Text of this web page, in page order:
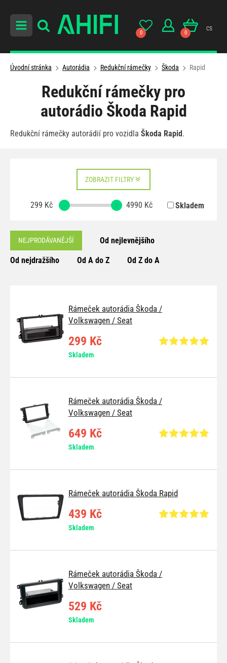
0 0
cs
Úvodní stránka Autorádia Redukční rámečky Škoda Rapid
Redukční rámečky pro
autorádio Škoda Rapid
Redukční rámečky autorádií pro vozidla Škoda Rapid.
ZOBRAZIT FILTRY
299 Kč 4990 Kč Skladem
NEJPRODÁVANĚJŠÍ Od nejlevnějšího
Od nejdražšího Od A do Z Od Z do A
Rámeček autorádia Škoda /
Volkswagen / Seat
299 Kč
Skladem
Rámeček autorádia Škoda /
Volkswagen / Seat
649 Kč
Skladem
Rámeček autorádia Škoda Rapid
439 Kč
Skladem
Rámeček autorádia Škoda /
Volkswagen / Seat
529 Kč
Skladem